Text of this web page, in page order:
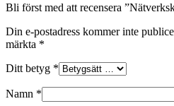
Bli först med att recensera
Din e-postadress kommer inte
märkta *
Ditt betyg *
Namn *